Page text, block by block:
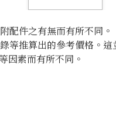
配件之有無而有所不同。
等推算出的參考價格。
因素而有所不同。